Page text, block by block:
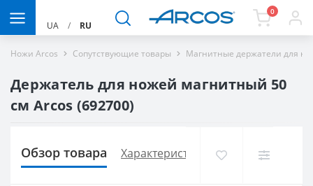
UA / RU
0
Ножи Arcos Сопутствующие товары Магнитные держатели для
Держатель для ножей магнитный 50
см Arcos (692700)
Обзор товара Характеристики Доставка и